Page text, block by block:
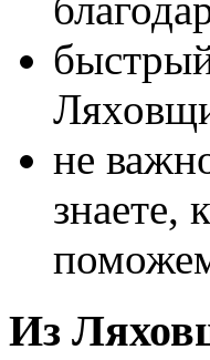
не
знаете,
Из